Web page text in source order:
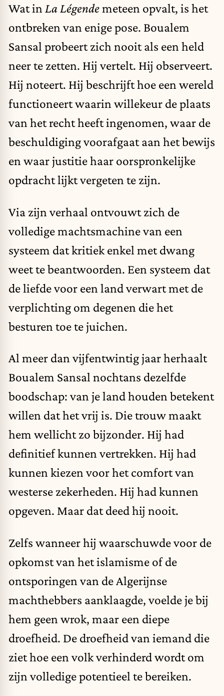
Wat in La Légendemeteen opvalt, is het
ontbreken van enige pose. Boualem
Sansal probeert zich nooit als een held
neer te zetten. Hij vertelt. Hij observeert.
Hij noteert. Hij beschrijft hoe een wereld
functioneert waarin willekeur de plaats
van het recht heeft ingenomen, waar de
beschuldiging voorafgaat aan het bewijs
en waar justitie haar oorspronkelijke
opdracht lijkt vergeten te zijn.
Via zijn verhaal ontvouwt zich de
volledige machtsmachine van een
systeem dat kritiek enkel met dwang
weet te beantwoorden. Een systeem dat
de liefde voor een land verwart met de
verplichting om degenen die het
besturen toe te juichen.
Al meer dan vijfentwintig jaar herhaalt
Boualem Sansal nochtans dezelfde
boodschap: van je land houden betekent
willen dat het vrij is. Die trouw maakt
hem wellicht zo bijzonder. Hij had
definitief kunnen vertrekken. Hij had
kunnen kiezen voor het comfort van
westerse zekerheden. Hij had kunnen
opgeven. Maar dat deed hij nooit.
Zelfs wanneer hij waarschuwde voor de
opkomst van het islamisme of de
ontsporingen van de Algerijnse
machthebbers aanklaagde, voelde je bij
hem geen wrok, maar een diepe
droefheid. De droefheid van iemand die
ziet hoe een volk verhinderd wordt om
zijn volledige potentieel te bereiken.